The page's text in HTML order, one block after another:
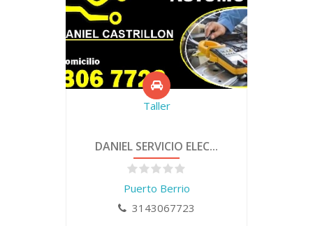
Taller
DANIEL SERVICIO ELEC...
Puerto Berrio
3143067723